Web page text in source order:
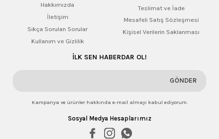
Hakkımızda
İletişim
Sıkça Sorulan Sorular
Kullanım ve Gizlilik
Teslimat ve İade
Mesafeli Satış Sözleşmesi
Kişisel Verilerin Saklanması
İLK SEN HABERDAR OL!
GÖNDER
Kampanya ve ürünler hakkında e-mail almayı kabul ediyorum.
Sosyal Medya Hesaplarımız